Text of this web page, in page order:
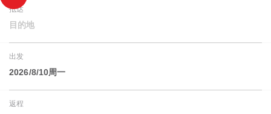
抵达
目的地
出发
2026/8/10周一
返程